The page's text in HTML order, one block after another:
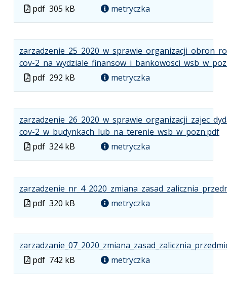
Plik
w
pdf 305 kB metryczka
cov-
Plik
w
pdf 292 kB metryczka
cov-2_w_budynkach_lub_na_terenie_wsb_w_pozn.pdf...
Plik
w
pdf 324 kB metryczka
Plik
w
pdf 320 kB metryczka
Plik
w
pdf 742 kB metryczka